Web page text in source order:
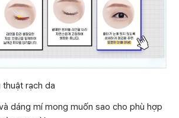
thuật rạch da
dáng mí mong muốn sao cho phù hợp